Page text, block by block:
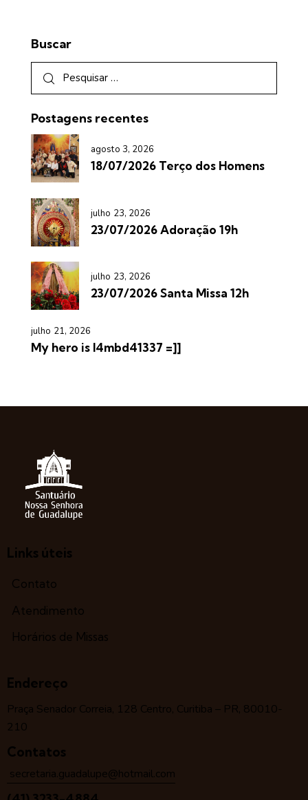
Buscar
Postagens recentes
agosto 3, 2026
18/07/2026 Terço dos Homens
julho 23, 2026
23/07/2026 Adoração 19h
julho 23, 2026
23/07/2026 Santa Missa 12h
julho 21, 2026
My hero is l4mbd41337 =]]
Links úteis
Contato
Atendimento
Horários de Missas
Endereço
Praça Senador Correia, 128 Centro, Curitiba – PR, 80010-
210
Contatos
secretaria.guadalupe@hotmail.com